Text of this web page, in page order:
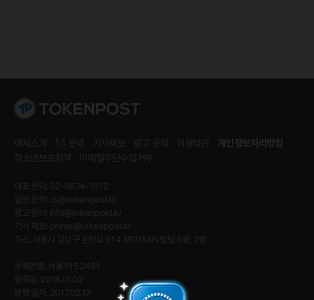
매체소개 기사제보 광고 문의 이용약관
개인정보처리방침
청소년보호정책
이메일무단수집거부
대표 문의: 02-6674-1012
일반 문의: cs@tokenpost.kr
광고 문의:
info@tokenpost.kr
기사 제보: press@tokenpost.kr
주소: 서울시 강남구 논현로 614 ARTISAN 빌딩 6층, 7층
등록번호: 서울 아 52481
등록일: 2018.01.02
발행 일자: 2017.02.17